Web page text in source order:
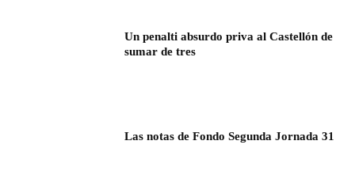
Un penalti absurdo priva al Castellón de
sumar de tres
Las notas de Fondo Segunda Jornada 31